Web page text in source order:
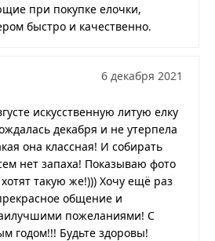
при покупке елочки,
быстро и качественно.
6 декабря 2021
искусственную литую елку
декабря и не утерпела
она классная! И собирать
нет запаха! Показываю фото
такую же!))) Хочу ещё раз
общение и
пожеланиями! С
годом!!! Будьте здоровы!